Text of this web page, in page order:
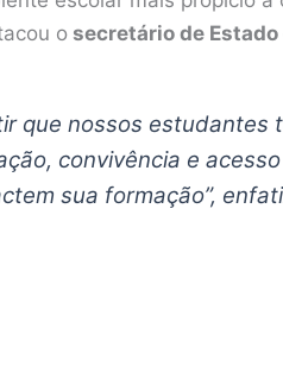
osecretário de Estado
que nossos estudantes
convivência e
sua formação”,